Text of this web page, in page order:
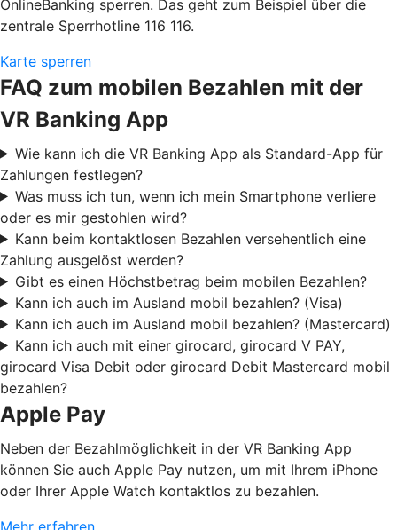
OnlineBanking sperren. Das geht zum Beispiel über die
zentrale Sperrhotline 116 116.
Karte sperren
FAQ zum mobilen Bezahlen mit der
VR Banking App
Wie kann ich die VR Banking App als Standard-App für
Zahlungen festlegen?
Was muss ich tun, wenn ich mein Smartphone verliere
oder es mir gestohlen wird?
Kann beim kontaktlosen Bezahlen versehentlich eine
Zahlung ausgelöst werden?
Gibt es einen Höchstbetrag beim mobilen Bezahlen?
Kann ich auch im Ausland mobil bezahlen? (Visa)
Kann ich auch im Ausland mobil bezahlen? (Mastercard)
Kann ich auch mit einer girocard, girocard V PAY,
girocard Visa Debit oder girocard Debit Mastercard mobil
bezahlen?
Apple Pay
Neben der Bezahlmöglichkeit in der VR Banking App
können Sie auch Apple Pay nutzen, um mit Ihrem iPhone
oder Ihrer Apple Watch kontaktlos zu bezahlen.
Mehr erfahren